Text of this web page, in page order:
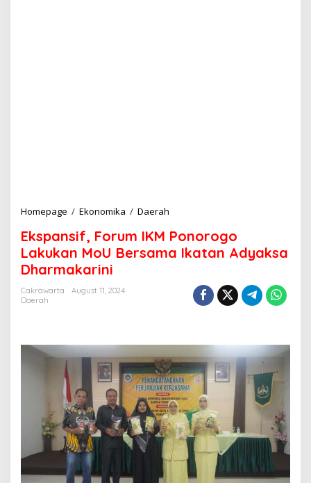
Homepage / Ekonomika / Daerah
s
p
a
o
r
u
m
I
K
M
P
o
n
Ekspansif, Forum IKM Ponorogo
Lakukan MoU Bersama Ikatan Adyaksa
Dharmakarini
Cakrawarta
August 11, 2024
Daerah